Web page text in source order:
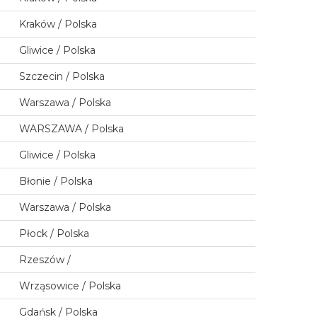
Kraków / Polska
Gliwice / Polska
Szczecin / Polska
Warszawa / Polska
WARSZAWA / Polska
Gliwice / Polska
Błonie / Polska
Warszawa / Polska
Płock / Polska
Rzeszów /
Wrząsowice / Polska
Gdańsk / Polska